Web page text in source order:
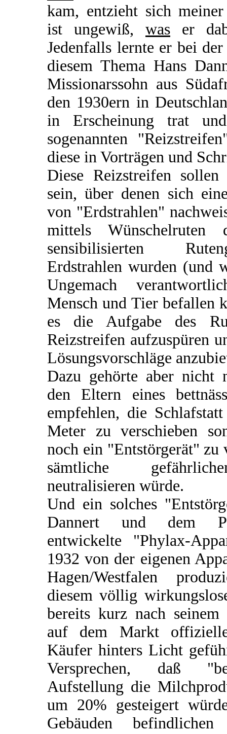
kam, entzieht sich
ist ungewiß, was er
Jedenfalls lernte er bei
diesem Thema Hans
Missionarssohn aus
den 1930ern in
in Erscheinung trat
sogenannten
diese in Vorträgen und
Diese Reizstreifen
sein, über denen sich
von "Erdstrahlen"
mittels
sensibilisierten
Erdstrahlen wurden (und
Ungemach
Mensch und Tier befallen
es die Aufgabe des
Reizstreifen aufzuspüren
Lösungsvorschläge
Dazu gehörte aber nicht
den Eltern eines
empfehlen, die
Meter zu verschieben
noch ein "Entstörgerät" zu
sämtliche
neutralisieren würde.
Und ein solches
Dannert und dem
entwickelte "Phylax-
1932 von der eigenen
Hagen/Westfalen
diesem völlig
bereits kurz nach seinem
auf dem Markt
Käufer hinters Licht
Versprechen, daß
Aufstellung die
um 20% gesteigert
Gebäuden